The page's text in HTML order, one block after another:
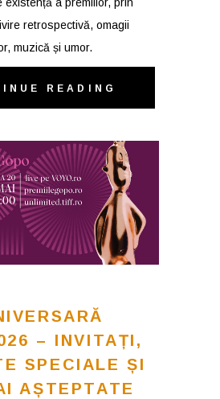
existență a premiilor, prin
retrospectivă, omagii
muzică și umor.
READING
– INVITAȚI,
SPECIALE ȘI
AȘTEPTATE